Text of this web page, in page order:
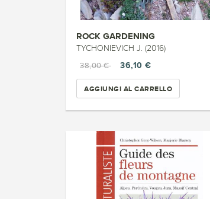
ROCK GARDENING
TYCHONIEVICH J. (2016)
38,00 €
36,10 €
AGGIUNGI AL CARRELLO